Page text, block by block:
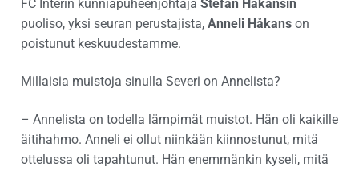
FC Interin kunniapuheenjohtaja Stefan Håkansin
puoliso, yksi seuran perustajista, Anneli Håkans on
poistunut keskuudestamme.
Millaisia muistoja sinulla Severi on Annelista?
– Annelista on todella lämpimät muistot. Hän oli kaikille
äitihahmo. Anneli ei ollut niinkään kiinnostunut, mitä
ottelussa oli tapahtunut. Hän enemmänkin kyseli, mitä